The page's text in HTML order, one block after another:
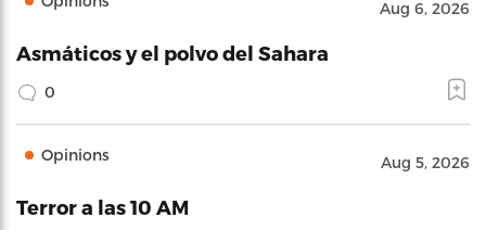
Aug 6, 2026
Asmáticos y el polvo del Sahara
0
Opinions Aug 5, 2026
Terror a las 10 AM